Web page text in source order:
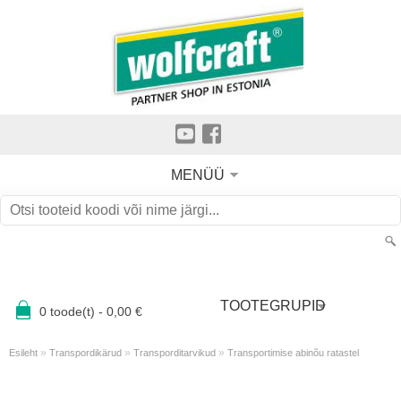
MENÜÜ
0 toode(t) - 0,00 € TOOTEGRUPID
Esileht » Transpordikärud » Transporditarvikud » Transportimise abinõu ratastel